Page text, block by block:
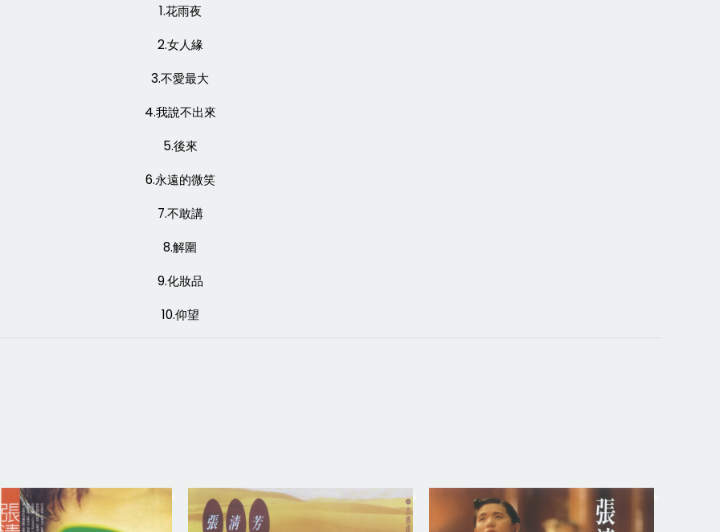
1.花雨夜
2.女人緣
3.不愛最大
4.我說不出來
5.後來
6.永遠的微笑
7.不敢講
8.解圍
9.化妝品
10.仰望